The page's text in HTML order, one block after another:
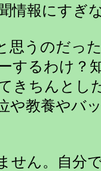
情報にすぎ
うのだっ
するわけ？
きちんとし
や教養やバ
ん。自分